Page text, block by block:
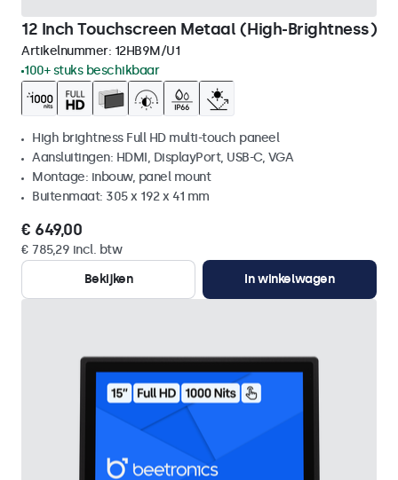
12 Inch Touchscreen Metaal (High-Brightness)
Artikelnummer: 12HB9M/U1
100+ stuks beschikbaar
High brightness Full HD multi-touch paneel
Aansluitingen: HDMI, DisplayPort, USB-C, VGA
Montage: inbouw, panel mount
Buitenmaat: 305 x 192 x 41 mm
€ 649,00
€ 785,29 incl. btw
Bekijken
In winkelwagen